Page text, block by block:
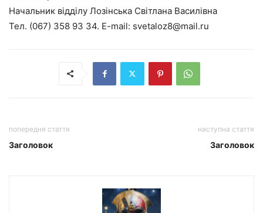
Начальник відділу Лозінська Світлана Василівна
Тел. (067) 358 93 34. E-mail: svetaloz8@mail.ru
попередня стаття
Заголовок
наступна стаття
Заголовок